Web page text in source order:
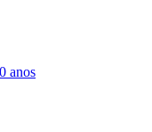
anos